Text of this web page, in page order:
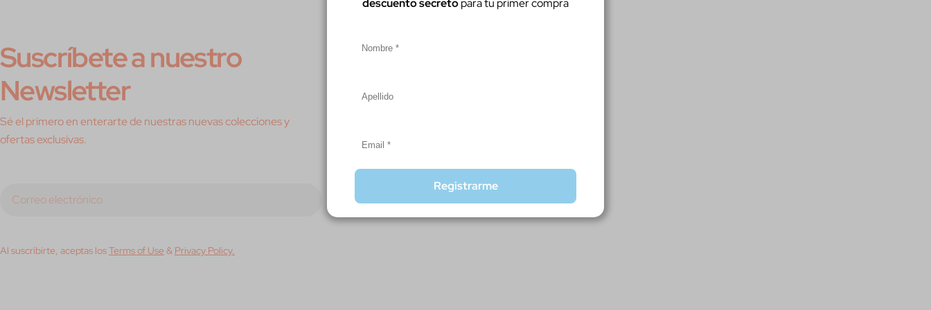
descuento secretopara tu primer compra
Registrarme
Suscríbete a nuestro
Newsletter
Sé el primero en enterarte de nuestras nuevas colecciones y
ofertas exclusivas.
Al suscribirte, aceptas losTerms of Use & Privacy Policy.